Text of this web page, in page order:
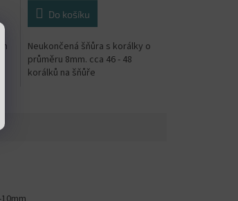
Do košíku
Neukončená šňůra s korálky o
průměru 8mm. cca 46 - 48
korálků na šňůře